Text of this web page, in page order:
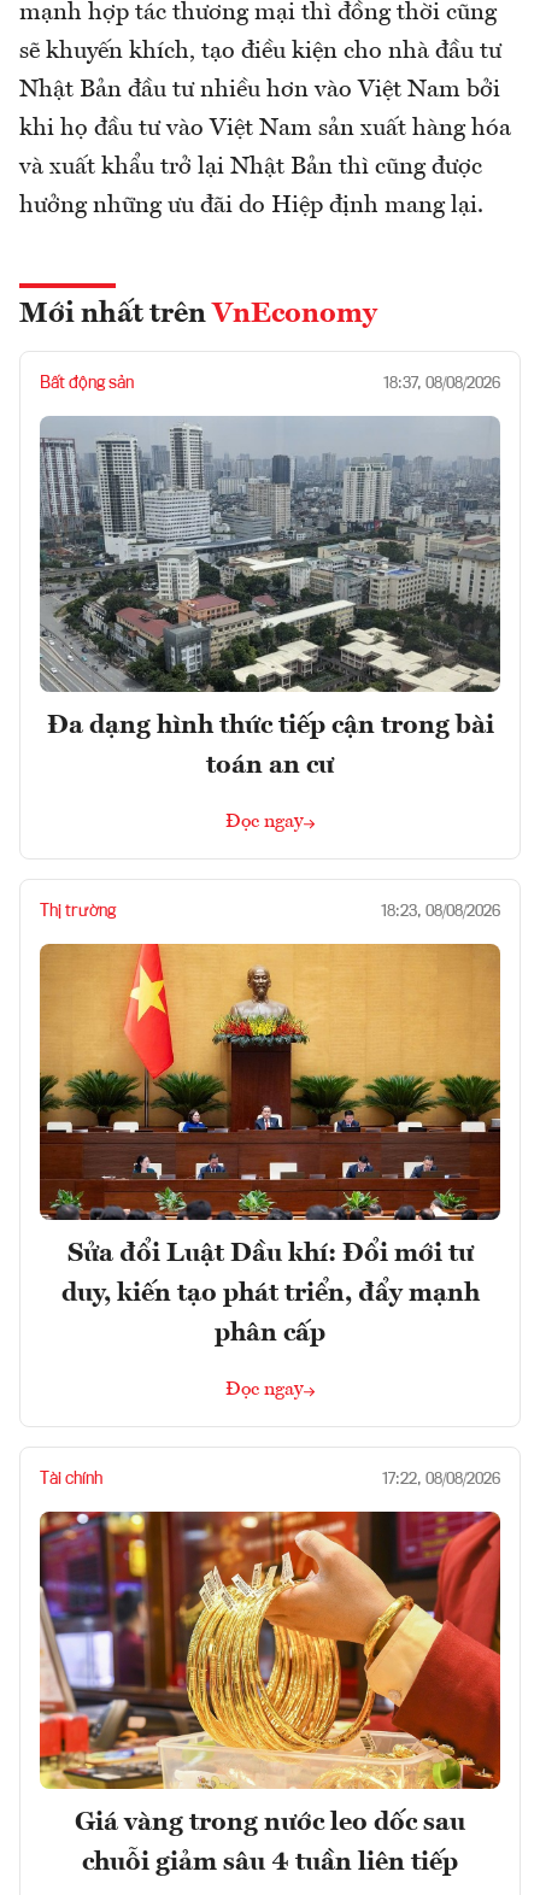
mạnh hợp tác thương mại thì đồng thời cũng
sẽ khuyến khích, tạo điều kiện cho nhà đầu tư
Nhật Bản đầu tư nhiều hơn vào Việt Nam bởi
khi họ đầu tư vào Việt Nam sản xuất hàng hóa
và xuất khẩu trở lại Nhật Bản thì cũng được
hưởng những ưu đãi do Hiệp định mang lại.
Mới nhất trên VnEconomy
Bất động sản 18:37, 08/08/2026
Đa dạng hình thức tiếp cận trong bài
toán an cư
Đọc ngay
Thị trường 18:23, 08/08/2026
Sửa đổi Luật Dầu khí: Đổi mới tư
duy, kiến tạo phát triển, đẩy mạnh
phân cấp
Đọc ngay
Tài chính 17:22, 08/08/2026
Giá vàng trong nước leo dốc sau
chuỗi giảm sâu 4 tuần liên tiếp